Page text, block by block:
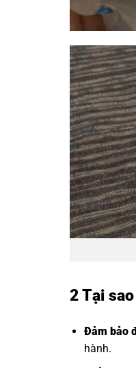
2 Tại
Đảm bảo
hành.